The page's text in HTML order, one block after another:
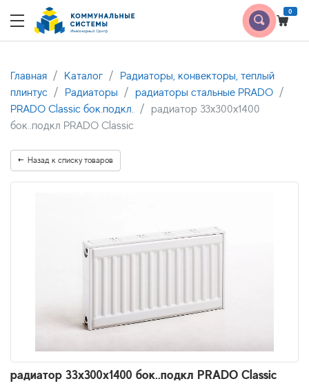
0
Главная Каталог
Радиаторы, конвекторы, теплый
плинтус
Радиаторы
радиаторы стальные PRADO
PRADO Classic бок.подкл.
радиатор 33x300х1400
бок..подкл PRADO Classic
Назад к списку товаров
радиатор 33x300х1400 бок..подкл PRADO Classic